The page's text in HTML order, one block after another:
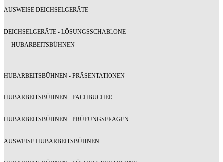
AUSWEISE DEICHSELGERÄTE
DEICHSELGERÄTE - LÖSUNGSSCHABLONE
HUBARBEITSBÜHNEN
HUBARBEITSBÜHNEN - PRÄSENTATIONEN
HUBARBEITSBÜHNEN - FACHBÜCHER
HUBARBEITSBÜHNEN - PRÜFUNGSFRAGEN
AUSWEISE HUBARBEITSBÜHNEN